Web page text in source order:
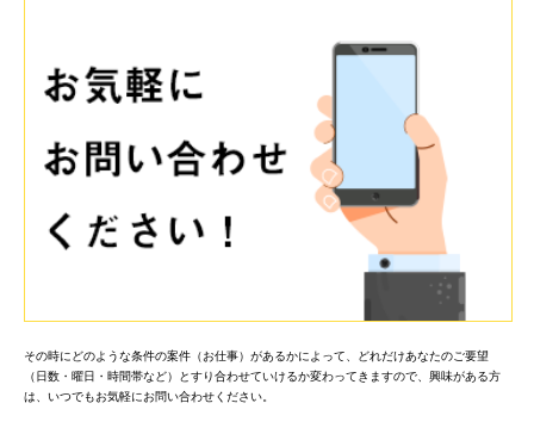
その時にどのような条件の案件（お仕事）があるかによって、どれだけあなたのご要望
（日数・曜日・時間帯など）とすり合わせていけるか変わってきますので、興味がある方
は、いつでもお気軽にお問い合わせください。